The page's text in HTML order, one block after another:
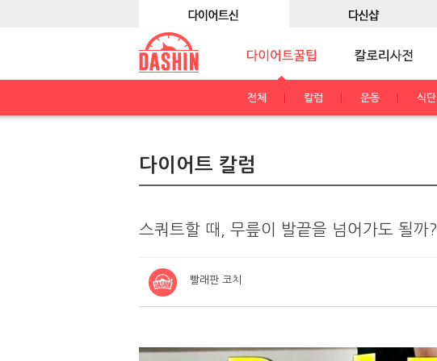
전체 칼럼 운동 식단
다이어트 칼럼
스쿼트할 때, 무릎이 발끝을 넘어가도 될까?
빨래판 코치